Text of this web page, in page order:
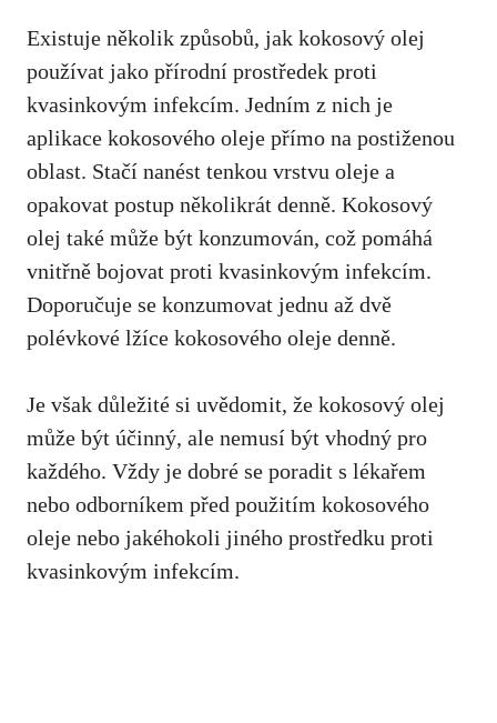
Existuje několik⁢ způsobů, jak​ kokosový olej
používat jako přírodní ‌prostředek proti
kvasinkovým infekcím. Jedním z ⁤nich je⁢
aplikace kokosového oleje přímo na postiženou
oblast. Stačí nanést tenkou vrstvu oleje a ​
opakovat postup několikrát denně. Kokosový
olej také může ⁤být konzumován, což pomáhá
vnitřně bojovat proti kvasinkovým infekcím.
Doporučuje se konzumovat jednu až dvě
polévkové lžíce ⁢kokosového oleje denně.
Je však důležité si uvědomit, že kokosový olej
může být účinný, ale nemusí být vhodný pro
každého. Vždy je dobré se ​poradit s lékařem
nebo odborníkem před použitím kokosového
oleje nebo jakéhokoli⁢ jiného ⁣prostředku proti
kvasinkovým infekcím.